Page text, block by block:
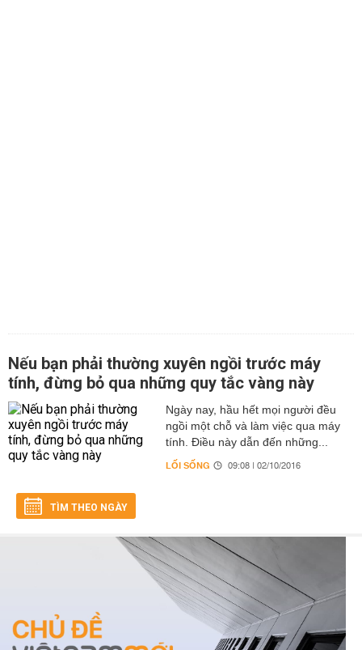
Nếu bạn phải thường xuyên ngồi trước máy
tính, đừng bỏ qua những quy tắc vàng này
Ngày nay, hầu hết mọi người đều
ngồi một chỗ và làm việc qua máy
tính. Điều này dẫn đến những...
LỐI SỐNG 09:08 | 02/10/2016
TÌM THEO NGÀY